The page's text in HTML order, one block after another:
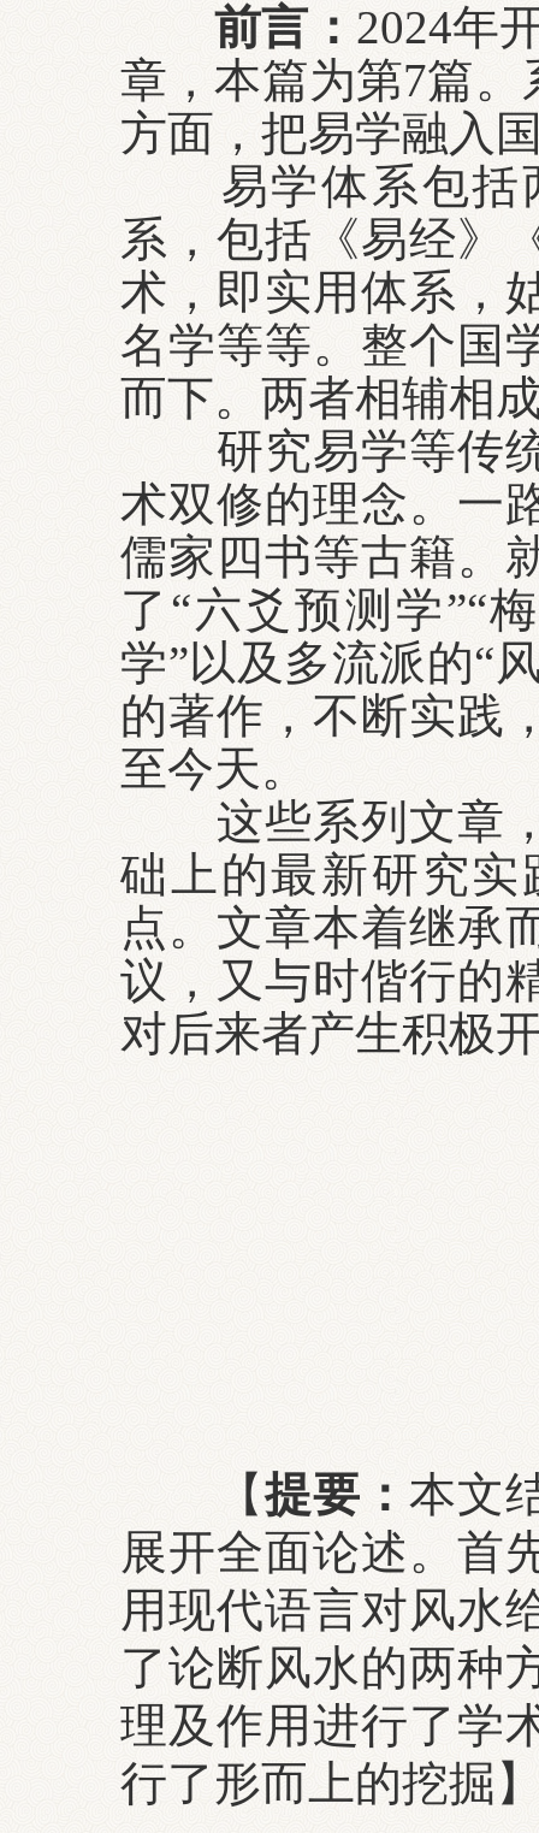
前言： 2024年
章，本篇为第7篇
方面，把易学融入
易学体系包括
系，包括《易经》
术，即实用体系，
名学等等。整个国
而下。两者相辅相
研究易学等传统
术双修的理念。一
儒家四书等古籍。
了“六爻预测学”“
学”以及多流派的“
的著作，不断实践
至今天。
这些系列文章，
础上的最新研究
点。文章本着继承
议，又与时偕行的
对后来者产生积极
【提要：本文
展开全面论述。首
用现代语言对风水
了论断风水的两种
理及作用进行了学
行了形而上的挖掘